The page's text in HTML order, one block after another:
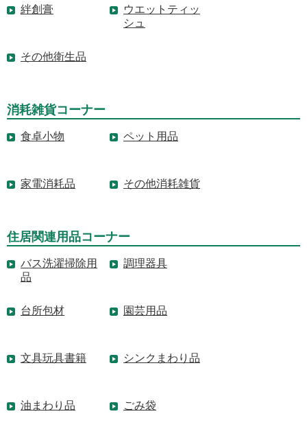
絆創膏
ウエットティッ
シュ
その他衛生品
消耗雑貨コーナー
食卓小物 ペット用品
家電消耗品 その他消耗雑貨
住居関連用品コーナー
バス洗濯掃除用
品
調理器具
台所包材 園芸用品
文具玩具書籍 シンクまわり品
油まわり品 ごみ袋